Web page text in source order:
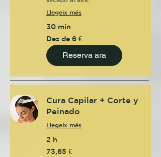
Llegeix més
30 min
Des
de
euros
Des de 6 €
Reserva ara
Cura Capilar + Corte y
Peinado
Llegeix més
2 h
73,65
euros
73,65 €